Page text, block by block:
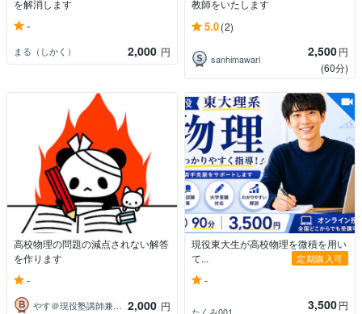
を解消します
-
まる（しかく） 2,000 円
教師をいたします
5.0(2)
sanhimawari 2,500円
(60分)
高校物理の問題の減点されない解答
を作ります
-
やす＠現役塾講師兼現役国立理系大学生 2,000 円
現役東大生が高校物理を微積を用い
て...
定期購入可
-
3,500円